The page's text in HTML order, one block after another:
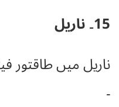
15۔ ناریل
ناریل میں طاقتور
۔